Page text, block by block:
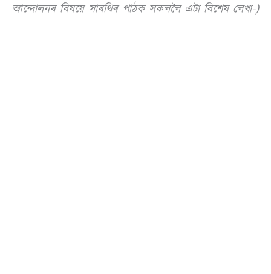
আন্দোলনৰ বিষয়ে সাৰথিৰ পাঠক সকললৈ এটা বিশেষ লেখা-)